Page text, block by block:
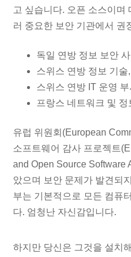
고 싶습니다. 오픈 소스이며
러 중요한 보안 기관에서 권
독일 연방 정보 보안
스위스 연방 정보 기
스위스 연방 IT 운영 부
프랑스 네트워크 및 정
유럽 ​​위원회(European
소프트웨어 감사 프로젝트
and Open Source Software
았으며 보안 문제가 발견되
부는 기본적으로 모든 컴퓨
다. 엄청난 자신감입니다.
하지만 당신은 그것을 설치